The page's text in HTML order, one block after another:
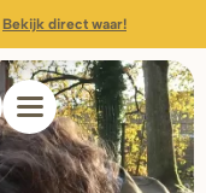
Bekijk direct waar!